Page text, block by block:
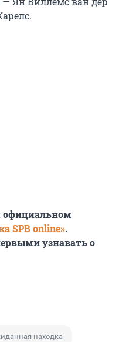
официальном
SPB online».
узнавать о
находка